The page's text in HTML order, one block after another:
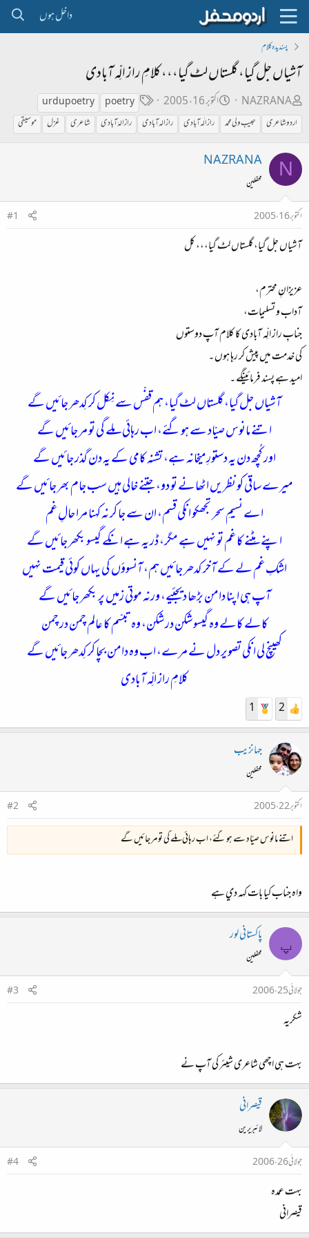
داخل ہوں
پسندیدہ کلام
آشیاں جل گیا، گلستاں لٹ گیا،،، کلامِ راز الِّہ آبادی
ص
ا
ح
ب
ل
ڑ
ی
NAZRANA
ت
ا
ر
ی
ا
ت
اکتوبر 16، 2005
ی
گ
poetry
urdu poetry
اردو شاعری
حبیب ولی محمد راز الٰہ آبادی راز الہ آبادی راز الہٰ آبادی شاعری غزل موسیقی
N
NAZRANA
محفلین
اکتوبر 16، 2005
#1
آشیاں جل گیا، گلستاں لٹ گیا،،، کل
عزیزانِ محترم،
آداب و تسلیمات،
جنابِ راز الِّہ آبادی کا کلام آپ دوستوں
کی خدمت میں پیش کر رہا ہوں ۔
امید ہے پسند فرمائینگے ۔
آشیاں جل گیا، گلستاں لٹ گیا، ہم قفّس سے نِکل کر کِدھر جائیں گے
اتنے مانوس صیّاد سے ہو گئے، اب رہائی ملے گی تو مر جائیں گے
اور کُچھ دن یہ دستورِ میخانہ ہے، تشنہ کامی کے یہ دن گذر جائیں گے
میرے ساقی کو نظریں اٹھانے تو دو، جتنے خالی ہیں سب جام بھر جائیں گے
اے نسیمِ سحر تجھکو انکی قسم، ان سے جا کر نہ کہنا مرا حالِ غم
اپنے مِٹنے کا غم تو نہیں ہے مگر، ڈر یہ ہے انکے گیسو بکھر جائیں گے
اشکِ غم لے کے آخر کدھر جائیں ہم، آنسوؤں کی یہاں کوئی قیمت نہیں
آپ ہی اپنا دامن بڑھا دیجئیے، ورنہ موتی زمیں پر بکھر جائیں گے
کالے کالے وہ گیسو شکن در شکن، وہ تبسّم کا عالم چمن در چمن
کھینچ لی انکی تصویر دل نے مرے، اب وہ دامن بچا کر کِدھر جائیں گے
کلامِ راز الِّہ آبادی
2
1
جہانزیب
محفلین
اکتوبر 22، 2005
#2
اتنے مانوس صیّاد سے ہو گئے، اب رہائی ملے گی تو مر جائیں گے
واہ جناب کيا بات کہہ دي ہے
پ پاکستانی لور
محفلین
جولائی 25، 2006
#3
شکریہ
بہت ہی اچھی شاعری شیئر کی آپ نے
قیصرانی
لائبریرین
جولائی 26، 2006
#4
بہت عمدہ
قیصرانی